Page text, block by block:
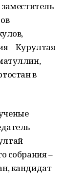
– Курултая
в
собрания –
кандидат